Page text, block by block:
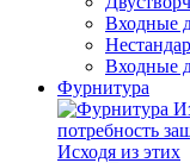
Входные
Входные
Фурнитура
потребность
Исходя из этих